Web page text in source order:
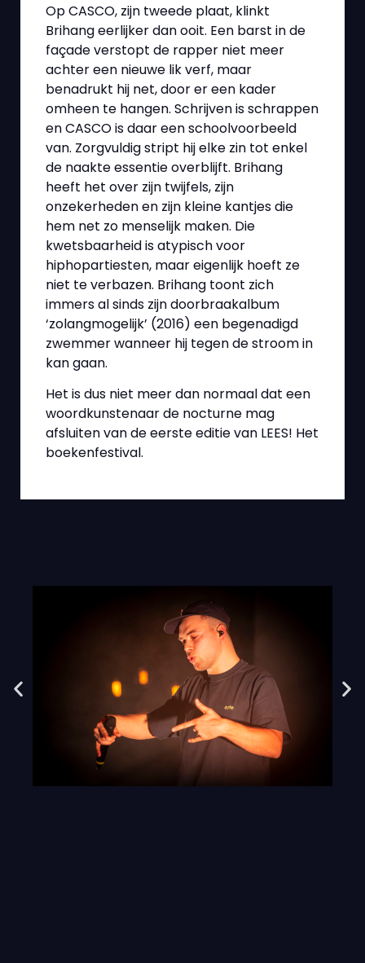
Op CASCO, zijn tweede plaat, klinkt
Brihang eerlijker dan ooit. Een barst in de
façade verstopt de rapper niet meer
achter een nieuwe lik verf, maar
benadrukt hij net, door er een kader
omheen te hangen. Schrijven is schrappen
en CASCO is daar een schoolvoorbeeld
van. Zorgvuldig stript hij elke zin tot enkel
de naakte essentie overblijft. Brihang
heeft het over zijn twijfels, zijn
onzekerheden en zijn kleine kantjes die
hem net zo menselijk maken. Die
kwetsbaarheid is atypisch voor
hiphopartiesten, maar eigenlijk hoeft ze
niet te verbazen. Brihang toont zich
immers al sinds zijn doorbraakalbum
‘zolangmogelijk’ (2016) een begenadigd
zwemmer wanneer hij tegen de stroom in
kan gaan.
Het is dus niet meer dan normaal dat een
woordkunstenaar de nocturne mag
afsluiten van de eerste editie van LEES! Het
boekenfestival.